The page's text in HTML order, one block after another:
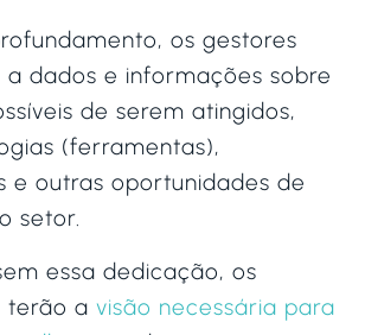
os gestores
dados e informações sobre
de serem atingidos,
(ferramentas),
e outras oportunidades de
setor.
essa dedicação, os
terão a visão necessária para